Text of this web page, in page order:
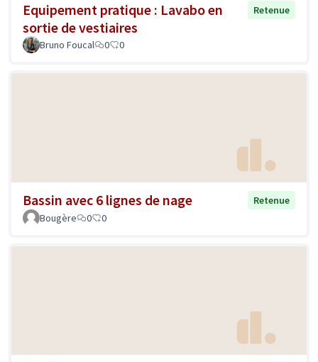
Equipement pratique : Lavabo en
sortie de vestiaires
Retenue
Bruno Foucal 0 0
Bassin avec 6 lignes de nage
Retenue
Bougère
0 0